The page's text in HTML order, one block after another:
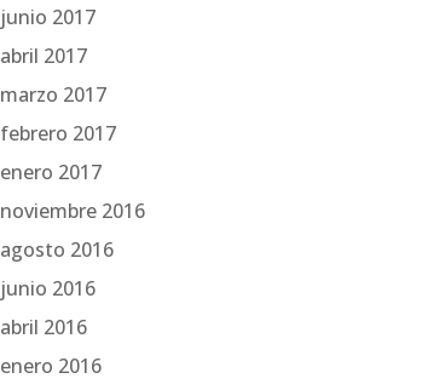
junio 2017
abril 2017
marzo 2017
febrero 2017
enero 2017
noviembre 2016
agosto 2016
junio 2016
abril 2016
enero 2016